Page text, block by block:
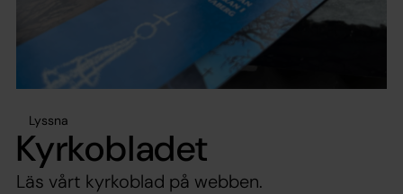
Lyssna
Kyrkobladet
Läs vårt kyrkoblad på webben.